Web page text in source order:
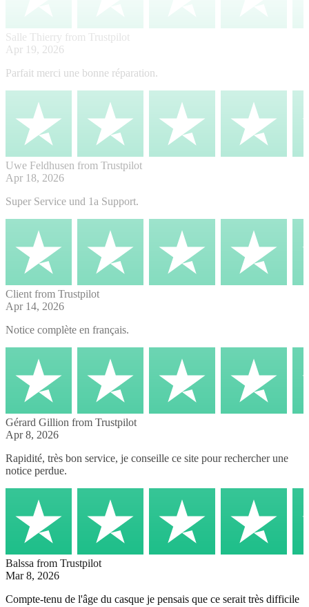
Salle Thierry from Trustpilot
Apr 19, 2026
Parfait merci une bonne réparation.
Uwe Feldhusen from Trustpilot
Apr 18, 2026
Super Service und 1a Support.
Client from Trustpilot
Apr 14, 2026
Notice complète en français.
Gérard Gillion from Trustpilot
Apr 8, 2026
Rapidité, très bon service, je conseille ce site pour rechercher une
notice perdue.
Balssa from Trustpilot
Mar 8, 2026
Compte-tenu de l'âge du casque je pensais que ce serait très difficile